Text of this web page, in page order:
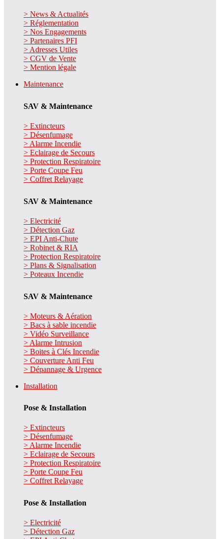
> News & Actualités
> Réglementation
> Nos Engagements
> Partenaires PFI
> Adresses Utiles
> CGV de Vente
> Mention légale
Maintenance
SAV & Maintenance
> Extincteurs
> Désenfumage
> Alarme Incendie
> Eclairage de Secours
> Protection Respiratoire
> Porte Coupe Feu
> Coffret Relayage
SAV & Maintenance
> Electricité
> Détection Gaz
> EPI Anti-Chute
> Robinet & RIA
> Protection Respiratoire
> Plans & Signalisation
> Poteaux Incendie
SAV & Maintenance
> Moteurs & Aération
> Bacs à sable incendie
> Vidéo Surveillance
> Alarme Intrusion
> Boites à Clés Incendie
> Couverture Anti Feu
> Dépannage & Urgence
Installation
Pose & Installation
> Extincteurs
> Désenfumage
> Alarme Incendie
> Eclairage de Secours
> Protection Respiratoire
> Porte Coupe Feu
> Coffret Relayage
Pose & Installation
> Electricité
> Détection Gaz